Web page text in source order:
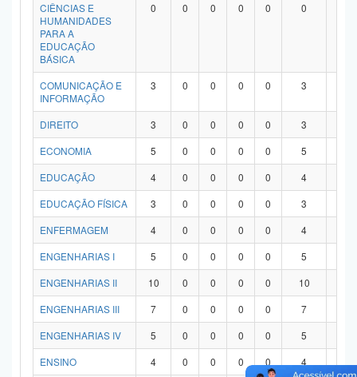
CIÊNCIAS E
HUMANIDADES
PARA A
EDUCAÇÃO
BÁSICA
0 0 0 0 0 0
COMUNICAÇÃO E
INFORMAÇÃO
3 0 0 0 0 3
DIREITO 3 0 0 0 0 3
ECONOMIA
5 0 0 0 0 5
EDUCAÇÃO
4 0 0 0 0 4
EDUCAÇÃO FÍSICA
3 0 0 0 0 3
ENFERMAGEM
4 0 0 0 0 4
ENGENHARIAS I
5 0 0 0 0 5
ENGENHARIAS II
10 0 0 0 0 10
ENGENHARIAS III
7 0 0 0 0 7
ENGENHARIAS IV
5 0 0 0 0 5
ENSINO
4 0 0 0 0 4